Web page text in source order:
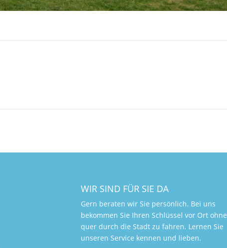
WIR SIND FÜR SIE DA
Gern beraten wir Sie persönlich. Bei uns
bekommen Sie Ihren Schlüssel vor Ort ohne
quer durch die Stadt zu fahren. Lernen Sie
unseren Service kennen und lieben.